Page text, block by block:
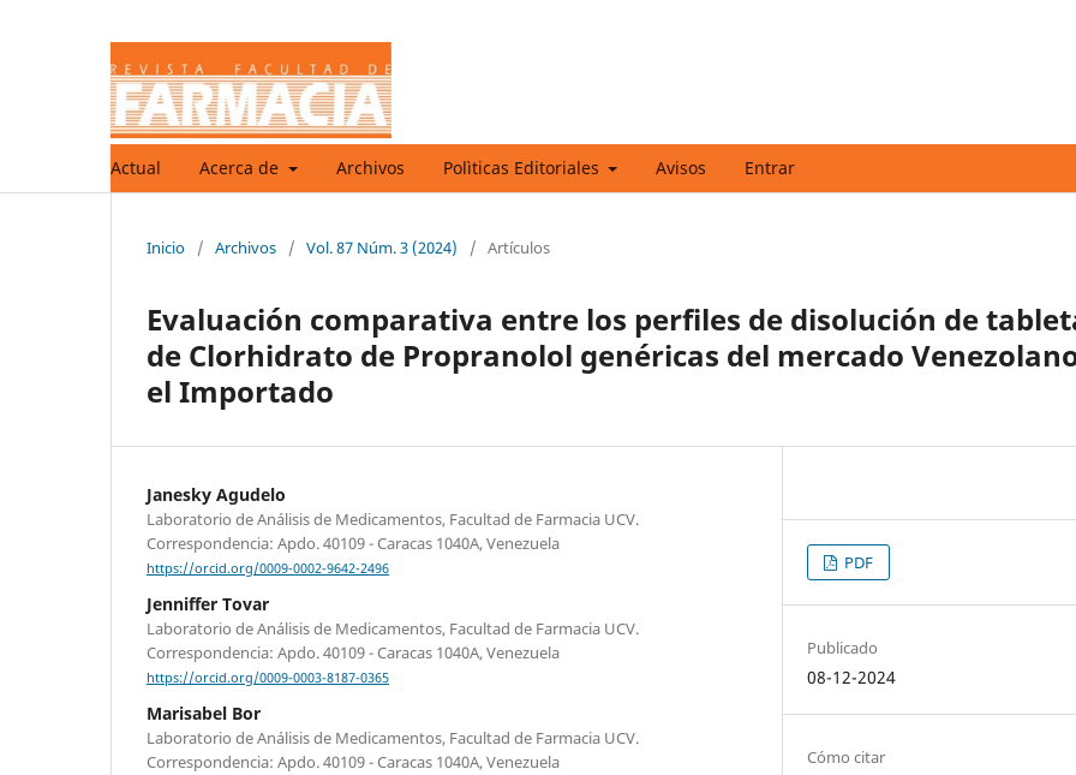
Actual Acerca de Archivos Polìticas Editoriales Avisos Entrar
Inicio / Archivos / Vol. 87 Núm. 3 (2024) / Artículos
Evaluación comparativa entre los perfiles de disolución de
de Clorhidrato de Propranolol genéricas del mercado
el Importado
Janesky Agudelo
Laboratorio de Análisis de Medicamentos, Facultad de Farmacia UCV.
Correspondencia: Apdo. 40109 - Caracas 1040A, Venezuela
https://orcid.org/0009-0002-9642-2496
Jenniffer Tovar
Laboratorio de Análisis de Medicamentos, Facultad de Farmacia UCV.
Correspondencia: Apdo. 40109 - Caracas 1040A, Venezuela
https://orcid.org/0009-0003-8187-0365
Marisabel Bor
Laboratorio de Análisis de Medicamentos, Facultad de Farmacia UCV.
Correspondencia: Apdo. 40109 - Caracas 1040A, Venezuela
PDF
Publicado
08-12-2024
Cómo citar